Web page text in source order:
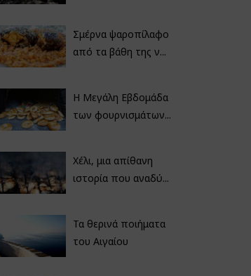
Σμέρνα ψαροπίλαφο
από τα βάθη της ν...
Η Μεγάλη Εβδομάδα
των φουρνισμάτων...
Χέλι, μια απίθανη
ιστορία που αναδύ...
Τα θερινά ποιήματα
του Αιγαίου